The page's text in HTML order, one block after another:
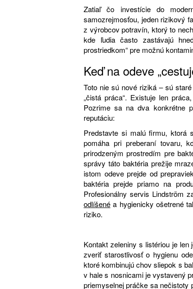
Zatiaľ čo investície do
samozrejmosťou, jeden rizikový
z výrobcov potravín, ktorý to
kde ľudia často zastávajú
prostriedkom“ pre možnú
Keď na odeve
Toto nie sú nové riziká – sú
„čistá práca“. Existuje len
Pozrime sa na dva konkrétne
reputáciu:
Predstavte si malú firmu, ktorá
pomáha pri preberaní tovaru,
prirodzeným prostredím pre
správy táto baktéria prežije
istom odeve prejde od
baktéria prejde priamo na
Profesionálny servis Lindström
odlíšené a hygienicky ošetrené
riziko.
Kontakt zeleniny s listériou je
zveriť starostlivosť o hygienu
ktoré kombinujú chov sliepok s
v hale s nosnicami je vystavený
priemyselnej práčke sa nečistoty